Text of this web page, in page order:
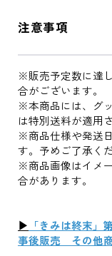
注意事項
※販売予定数に達
合がございます。
※本商品には、グ
は特別送料が適用
※商品仕様や発送
す。予めご了承くだ
※商品画像はイメ
合があります。
▶ 「きみは終末
事後販売 その他